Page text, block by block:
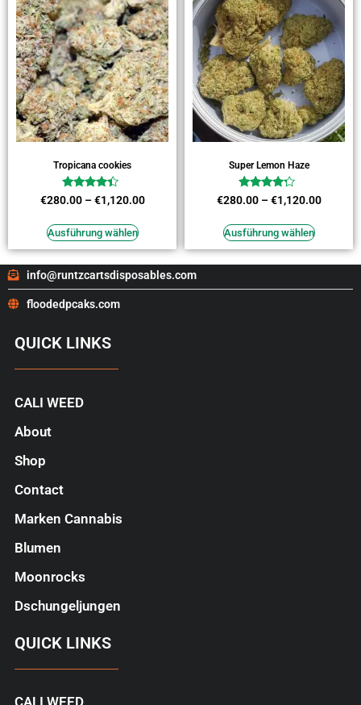
Tropicana cookies
Bewertet
mit
von 5
€280.00–€1,120.00
Ausführung wählen
Super Lemon Haze
Bewertet
mit
von 5
€280.00–€1,120.00
Ausführung wählen
info@runtzcartsdisposables.com
floodedpcaks.com
QUICK LINKS
CALI WEED
About
Shop
Contact
Marken Cannabis
Blumen
Moonrocks
Dschungeljungen
QUICK LINKS